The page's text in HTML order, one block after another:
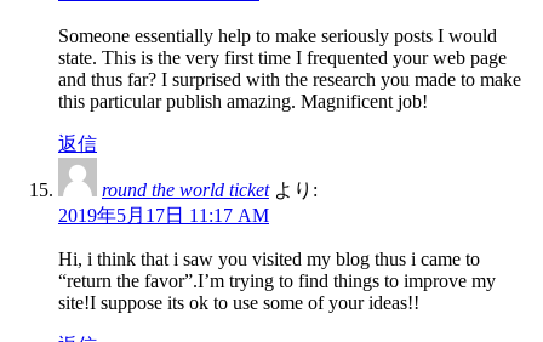
Someone essentially help to make seriously posts I would
state. This is the very first time I frequented your web page
and thus far? I surprised with the research you made to make
this particular publish amazing. Magnificent job!
返信
round the world ticket より:
2019年5月17日 11:17 AM
Hi, i think that i saw you visited my blog thus i came to
“return the favor”.I’m trying to find things to improve my
site!I suppose its ok to use some of your ideas!!